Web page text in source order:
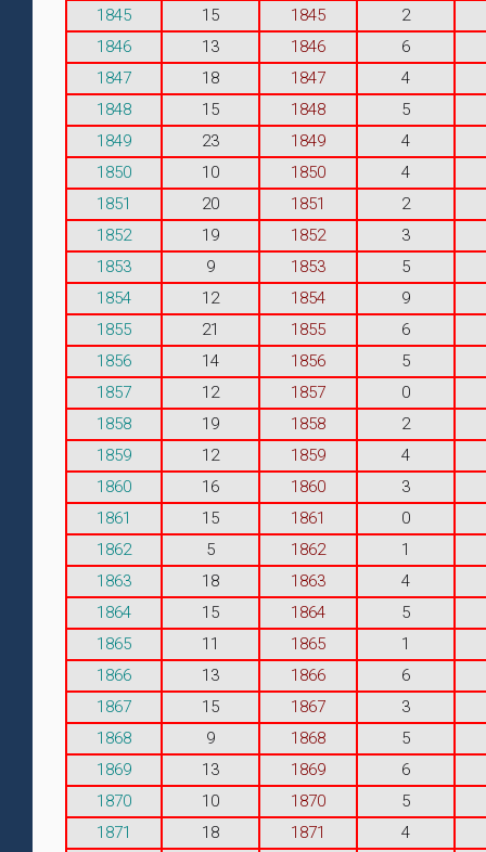
1845
15 1845
2
1846
13 1846
6
1847
18 1847
4
1848
15 1848
5
1849
23 1849
4
1850
10 1850
4
1851
20 1851
2
1852
19 1852
3
1853
9 1853
5
1854
12 1854
9
1855
21 1855
6
1856
14 1856
5
1857
12 1857
0
1858
19 1858
2
1859
12 1859
4
1860
16 1860
3
1861
15 1861
0
1862
5 1862
1
1863
18 1863
4
1864
15 1864
5
1865
11 1865
1
1866
13 1866
6
1867
15 1867
3
1868
9 1868
5
1869
13 1869
6
1870
10 1870
5
1871
18 1871
4